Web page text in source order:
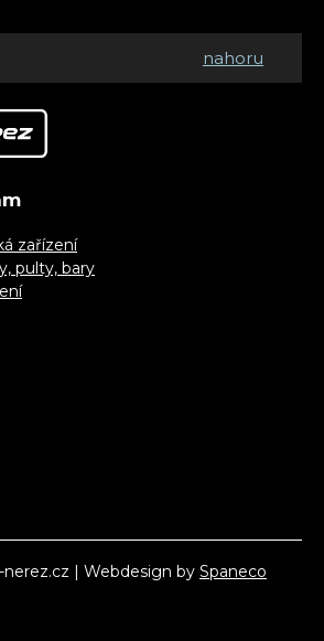
nahoru
zařízení
pulty, bary
| Webdesign by Spaneco